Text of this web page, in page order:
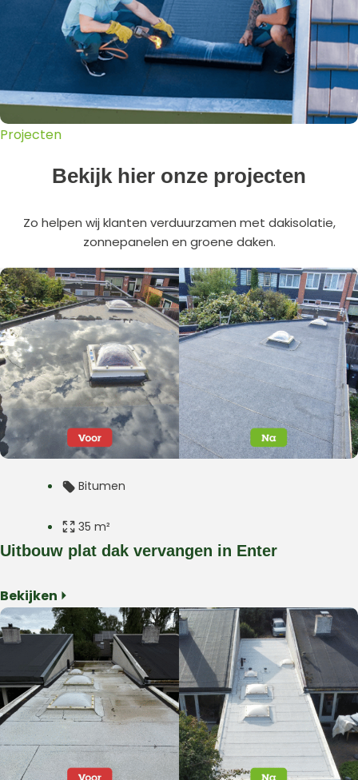
Projecten
Bekijk hier onze projecten
Zo helpen wij klanten verduurzamen met dakisolatie,
zonnepanelen en groene daken.
Bitumen
35 m²
Uitbouw
Enter
Uitbouw plat dak vervangen in Enter
Bekijken ⏵